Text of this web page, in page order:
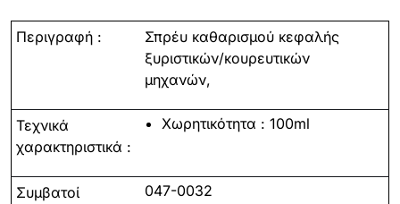
Περιγραφή :
Σπρέυ καθαρισμού κεφαλής
ξυριστικών/κουρευτικών
μηχανών,
Τεχνικά
χαρακτηριστικά :
Χωρητικότητα :100ml
Συμβατοί
047-0032